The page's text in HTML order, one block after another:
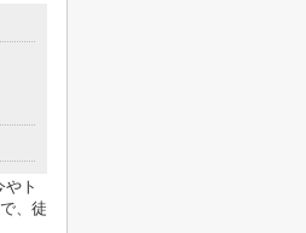
ト
、徒